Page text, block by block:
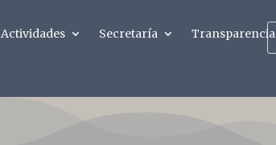
Actividades Secretaría Transparencia